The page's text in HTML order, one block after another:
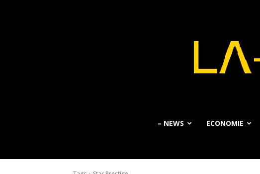
– NEWS ECONOMIE